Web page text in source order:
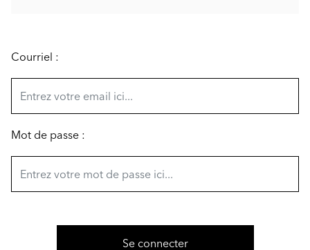
Courriel :
Mot de passe :